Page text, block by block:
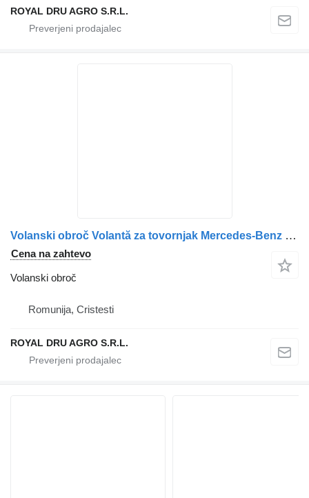
ROYAL DRU AGRO S.R.L.
Volanski obroč Volantă za tovornjak Mercedes-Benz – Coduri: A9060306605, A9060303705, A9060305505, A9060303005, A3630320105
Cena na zahtevo
Volanski obroč
Romunija, Cristesti
ROYAL DRU AGRO S.R.L.